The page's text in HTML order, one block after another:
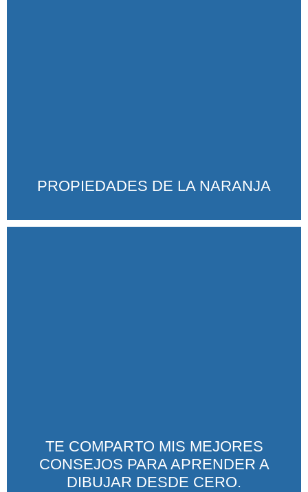
PROPIEDADES DE LA NARANJA
TE COMPARTO MIS MEJORES
CONSEJOS PARA APRENDER A
DIBUJAR DESDE CERO.